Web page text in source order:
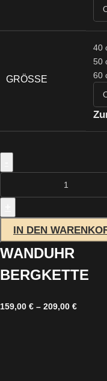
GRÖSSE
40
50
60
IN DEN
WANDUHR
BERGKETTE
159,00 € – 209,00 €